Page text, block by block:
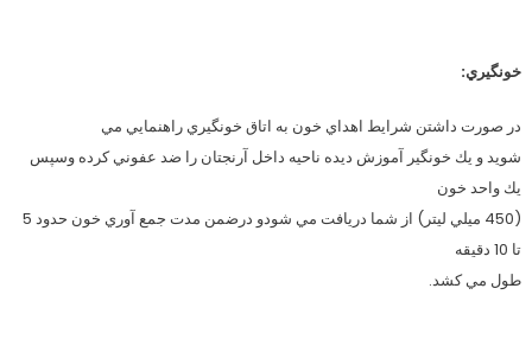
خونگيري:
در صورت داشتن شرايط اهداي خون به اتاق خونگيري راهنمايي مي
شويد و يك خونگير آموزش ديده ناحيه داخل آرنجتان را ضد عفوني كرده وسپس
يك واحد خون
(450 ميلي ليتر) از شما دريافت مي شودو درضمن مدت جمع آوري خون حدود 5
تا 10 دقيقه
طول مي كشد.